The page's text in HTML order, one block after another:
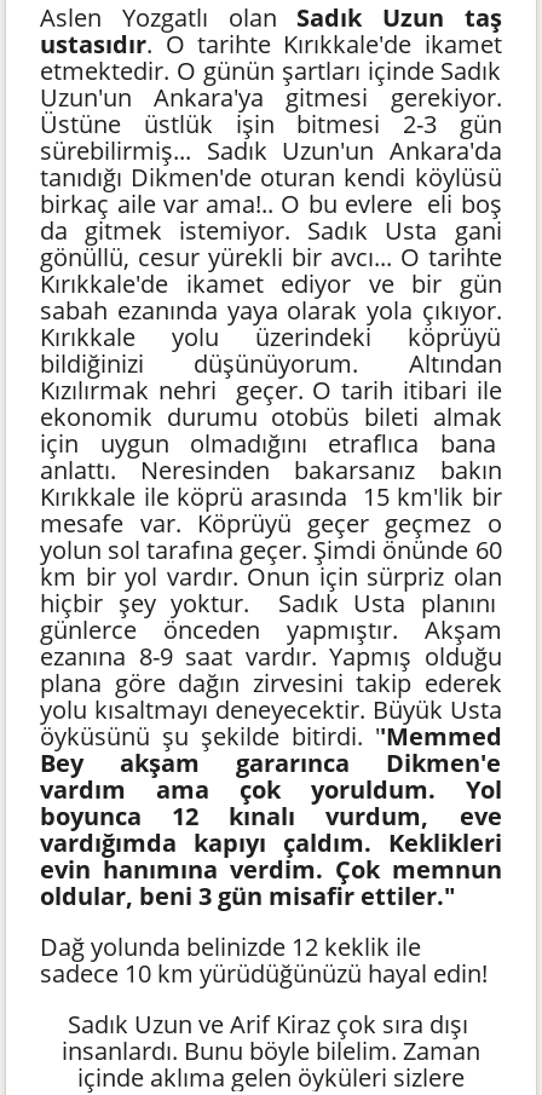
Aslen Yozgatlı olan Sadık Uzun taş
ustasıdır. O tarihte Kırıkkale'de ikamet
etmektedir. O günün şartları içinde Sadık
Uzun'un Ankara'ya gitmesi gerekiyor.
Üstüne üstlük işin bitmesi 2-3 gün
sürebilirmiş... Sadık Uzun'un Ankara'da
tanıdığı Dikmen'de oturan kendi köylüsü
birkaç aile var ama!.. O bu evlere eli boş
da gitmek istemiyor. Sadık Usta gani
gönüllü, cesur yürekli bir avcı... O tarihte
Kırıkkale'de ikamet ediyor ve bir gün
sabah ezanında yaya olarak yola çıkıyor.
Kırıkkale yolu üzerindeki köprüyü
bildiğinizi düşünüyorum. Altından
Kızılırmak nehri geçer. O tarih itibari ile
ekonomik durumu otobüs bileti almak
için uygun olmadığını etraflıca bana
anlattı. Neresinden bakarsanız bakın
Kırıkkale ile köprü arasında 15 km'lik bir
mesafe var. Köprüyü geçer geçmez o
yolun sol tarafına geçer. Şimdi önünde 60
km bir yol vardır. Onun için sürpriz olan
hiçbir şey yoktur. Sadık Usta planını
günlerce önceden yapmıştır. Akşam
ezanına 8-9 saat vardır. Yapmış olduğu
plana göre dağın zirvesini takip ederek
yolu kısaltmayı deneyecektir. Büyük Usta
öyküsünü şu şekilde bitirdi. ''Memmed
Bey akşam gararınca Dikmen'e
vardım ama çok yoruldum. Yol
boyunca 12 kınalı vurdum, eve
vardığımda kapıyı çaldım. Keklikleri
evin hanımına verdim. Çok memnun
oldular, beni 3 gün misafir ettiler."
Dağ yolunda belinizde 12 keklik ile
sadece 10 km yürüdüğünüzü hayal edin!
Sadık Uzun ve Arif Kiraz çok sıra dışı
insanlardı. Bunu böyle bilelim. Zaman
içinde aklıma gelen öyküleri sizlere